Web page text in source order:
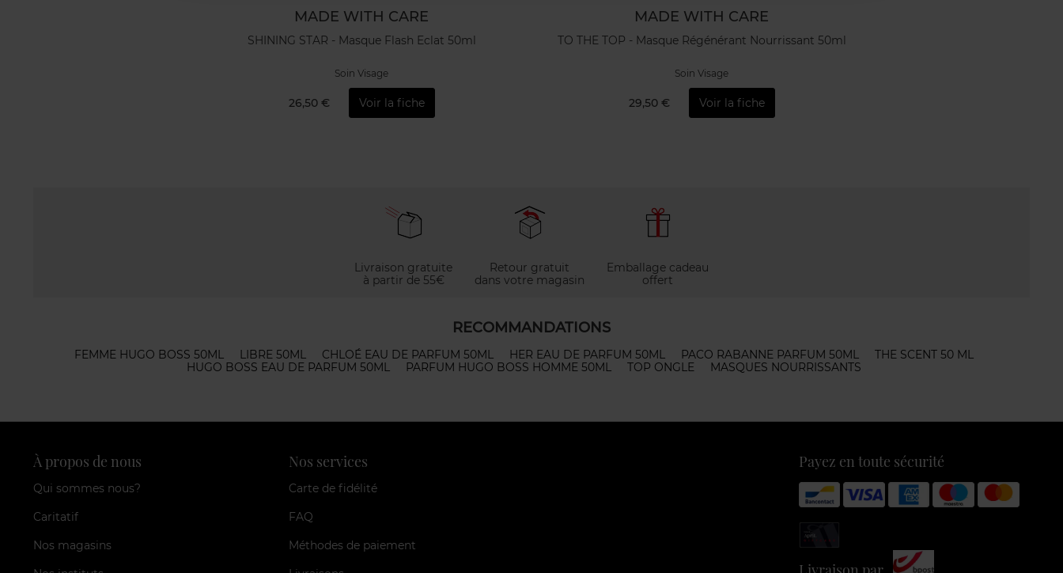
MADE WITH CARE
SHINING STAR - Masque Flash Eclat 50ml
Soin Visage
26,50 € Voir la fiche
MADE WITH CARE
TO THE TOP - Masque Régénérant Nourrissant 50ml
Soin Visage
29,50 € Voir la fiche
Livraison gratuite
à partir de 55€
Retour gratuit
dans votre magasin
Emballage cadeau
offert
RECOMMANDATIONS
FEMME HUGO BOSS 50ML LIBRE 50ML CHLOÉ EAU DE PARFUM 50ML HER EAU DE PARFUM 50ML PACO RABANNE PARFUM 50ML
THE SCENT 50 ML
HUGO BOSS EAU DE PARFUM 50ML
PARFUM HUGO BOSS HOMME 50ML TOP ONGLE MASQUES NOURRISSANTS
À propos de nous
Qui sommes nous?
Caritatif
Nos magasins
Nos services
Carte de fidélité
FAQ
Méthodes de paiement
Payez en toute sécurité